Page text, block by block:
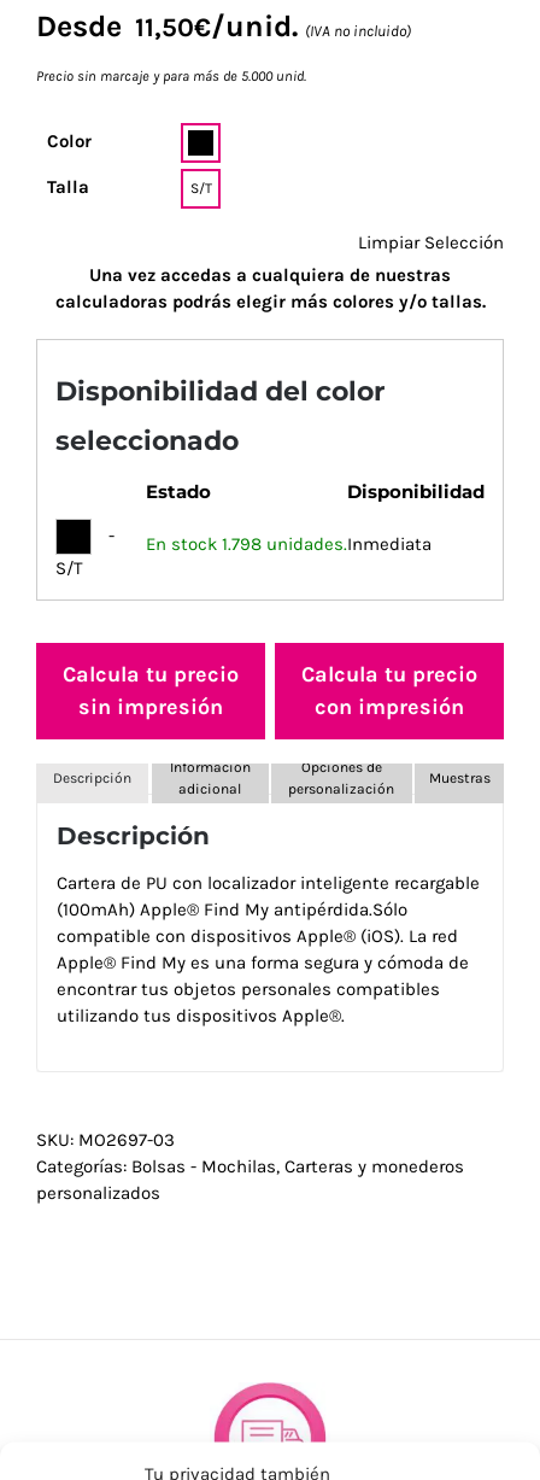
Tu privacidad también
Desde 11,50€/unid. (IVA no incluido)
Precio sin marcaje y para más de 5.000 unid.
Color
Talla S/T
Limpiar Selección
Una vez accedas a cualquiera de nuestras
calculadoras podrás elegir más colores y/o tallas.
Disponibilidad del color
seleccionado
Estado Disponibilidad
-
S/T
En stock 1.798 unidades.Inmediata
Calcula tu precio
sin impresión
Calcula tu precio
con impresión
Descripción
Información
adicional
Opciones de
personalización
Muestras
Descripción
Cartera de PU con localizador inteligente recargable
(100mAh) Apple® Find My antipérdida.Sólo
compatible con dispositivos Apple® (iOS). La red
Apple® Find My es una forma segura y cómoda de
encontrar tus objetos personales compatibles
utilizando tus dispositivos Apple®.
SKU: MO2697-03
Categorías: Bolsas - Mochilas, Carteras y monederos
personalizados